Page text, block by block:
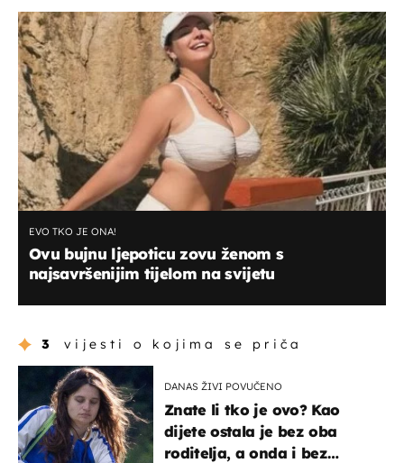
EVO TKO JE ONA!
Ovu bujnu ljepoticu zovu ženom s
najsavršenijim tijelom na svijetu
3 vijesti o kojima se priča
DANAS ŽIVI POVUČENO
Znate li tko je ovo? Kao
dijete ostala je bez oba
roditelja, a onda i bez